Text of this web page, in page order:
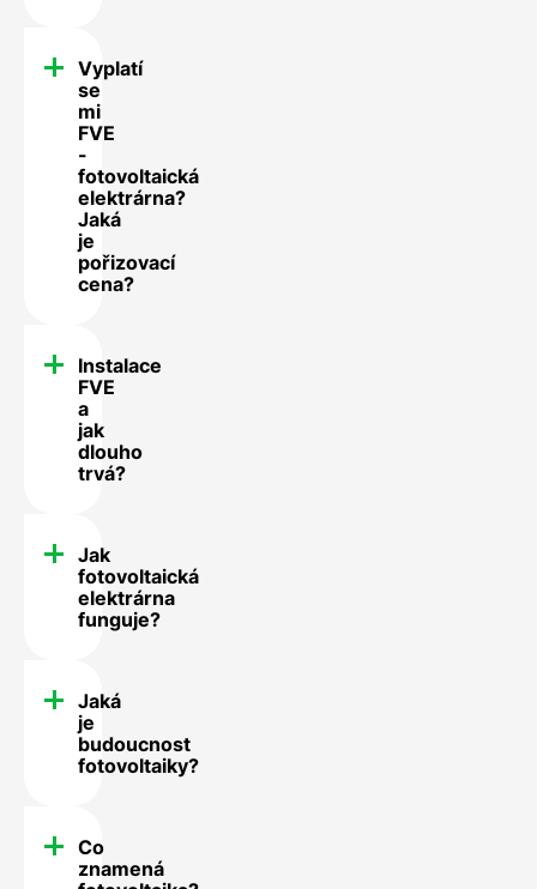
Vyplatí
se
mi
FVE
-
fotovoltaická
elektrárna?
Jaká
je
pořizovací
cena?
Instalace
FVE
a
jak
dlouho
trvá?
Jak
fotovoltaická
elektrárna
funguje?
Jaká
je
budoucnost
fotovoltaiky?
Co
znamená